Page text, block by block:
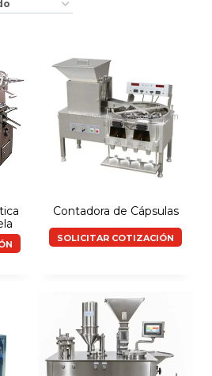
Contadora de Cápsulas
SOLICITAR COTIZACIÓN